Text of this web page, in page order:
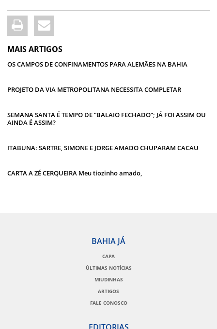
MAIS ARTIGOS
OS CAMPOS DE CONFINAMENTOS PARA ALEMÃES NA BAHIA
PROJETO DA VIA METROPOLITANA NECESSITA COMPLETAR
SEMANA SANTA É TEMPO DE “BALAIO FECHADO”; JÁ FOI ASSIM OU
AINDA É ASSIM?
ITABUNA: SARTRE, SIMONE E JORGE AMADO CHUPARAM CACAU
CARTA A ZÉ CERQUEIRA Meu tiozinho amado,
BAHIA JÁ
CAPA
ÚLTIMAS NOTÍCIAS
MIUDINHAS
ARTIGOS
FALE CONOSCO